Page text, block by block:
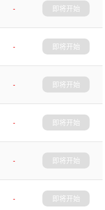
-
即将开始
-
即将开始
-
即将开始
-
即将开始
-
即将开始
-
即将开始